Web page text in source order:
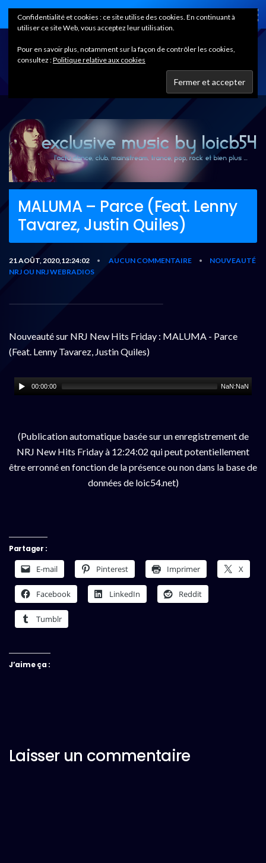
Home
MALUMA – Parce (Feat. Lenny
Tavarez, Justin Quiles)
21 AOÛT, 2020,12:24:02 • AUCUN COMMENTAIRE •
NOUVEAUTÉ
NRJ OU NRJ WEBRADIOS
Nouveauté sur NRJ New Hits Friday : MALUMA - Parce
(Feat. Lenny Tavarez, Justin Quiles)
00:00:00 NaN:NaN
(Publication automatique basée sur un enregistrement de
NRJ New Hits Friday à 12:24:02 qui peut potentiellement
être erronné en fonction de la présence ou non dans la base de
données de loic54.net)
Partager :
E-mail Pinterest Imprimer X
Facebook LinkedIn Reddit
Tumblr
J’aime ça :
Laisser un commentaire
Confidentialité et cookies : ce site utilise des cookies. En continuant à
utiliser ce site Web, vous acceptez leur utilisation.
Pour en savoir plus, notamment sur la façon de contrôler les cookies,
consultez :Politique relative aux cookies